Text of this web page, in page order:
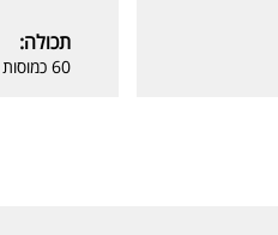
תכולה:
60 כמוסות